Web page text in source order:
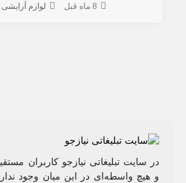
8 ماه قبل لوازم
در سایت تبلیغاتی نیازجو کاربران
و هیچ واسطه‌ای در این میان وجود